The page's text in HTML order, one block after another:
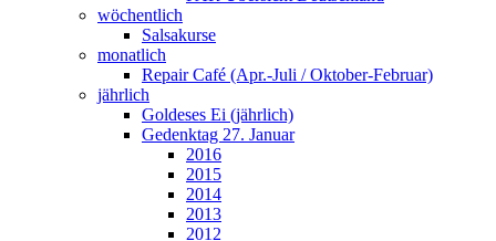
wöchentlich
Salsakurse
monatlich
Repair Café (Apr.-Juli / Oktober-Februar)
jährlich
Goldeses Ei (jährlich)
Gedenktag 27. Januar
2016
2015
2014
2013
2012